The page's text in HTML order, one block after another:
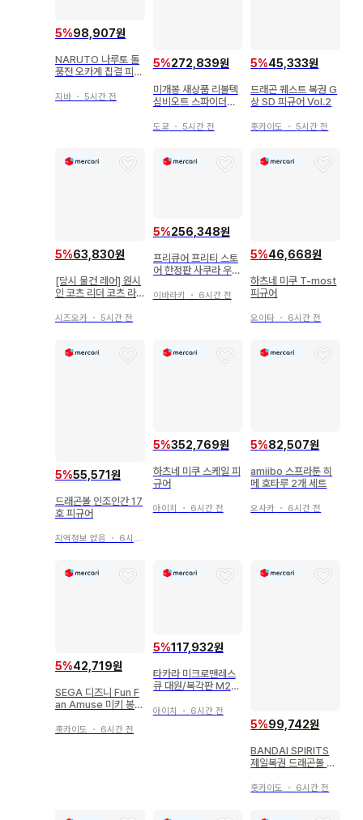
5%98,907원
NARUTO 나루토 돌
풍전 오카게 집결 피규
지바 ・ 5시간 전
5%272,839원
미개봉 새상품 리볼텍
심비오트 스파이더맨
도쿄 ・ 5시간 전
5%45,333원
드래곤 퀘스트 복권 G
상 SD 피규어 Vol.2
홋카이도 ・5시간 전
5%63,830원
[당시 물건 레어] 원시
인 코츠 리더 코츠 라
시즈오카 ・ 5시간 전
5%256,348원
프리큐어 프리티 스토
어 한정판 사쿠라 우타
이바라키 ・ 6시간 전
5%46,668원
하츠네 미쿠 T-most
피규어
오이타 ・ 6시간 전
5%55,571원
드래곤볼 인조인간 17
호 피규어
지역정보 없음 ・ 6시간 전
5%352,769원
하츠네 미쿠 스케일 피
규어
아이치 ・ 6시간 전
5%82,507원
amiibo 스프라툰 히
메 호타루 2개 세트
오사카 ・ 6시간 전
5%42,719원
SEGA 디즈니 Fun F
an Amuse 미키 봉제
홋카이도 ・ 6시간 전
5%117,932원
타카라 미크로맨레스
큐 대원/복각판 M261
아이치 ・ 6시간 전
5%99,742원
BANDAI SPIRITS
제일복권 드래곤볼 S
LL HEROES 4th MI
홋카이도 ・ 6시간 전